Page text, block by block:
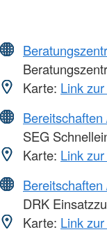
Karte: Link
SEG
Karte: Link
DRK
Karte: Link